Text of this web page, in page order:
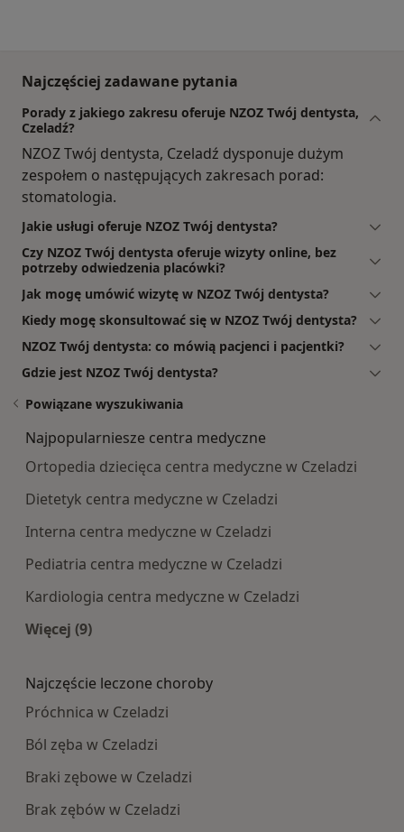
Najczęściej zadawane pytania
Porady z jakiego zakresu oferuje NZOZ Twój dentysta,
Czeladź?
NZOZ Twój dentysta, Czeladź dysponuje dużym
zespołem o następujących zakresach porad:
stomatologia.
Jakie usługi oferuje NZOZ Twój dentysta?
Czy NZOZ Twój dentysta oferuje wizyty online, bez
potrzeby odwiedzenia placówki?
Jak mogę umówić wizytę w NZOZ Twój dentysta?
Kiedy mogę skonsultować się w NZOZ Twój dentysta?
NZOZ Twój dentysta: co mówią pacjenci i pacjentki?
Gdzie jest NZOZ Twój dentysta?
Powiązane wyszukiwania
Najpopularniesze centra medyczne
Ortopedia dziecięca centra medyczne w Czeladzi
Dietetyk centra medyczne w Czeladzi
Interna centra medyczne w Czeladzi
Pediatria centra medyczne w Czeladzi
Kardiologia centra medyczne w Czeladzi
Więcej (9)
Najczęście leczone choroby
Próchnica w Czeladzi
Ból zęba w Czeladzi
Braki zębowe w Czeladzi
Brak zębów w Czeladzi